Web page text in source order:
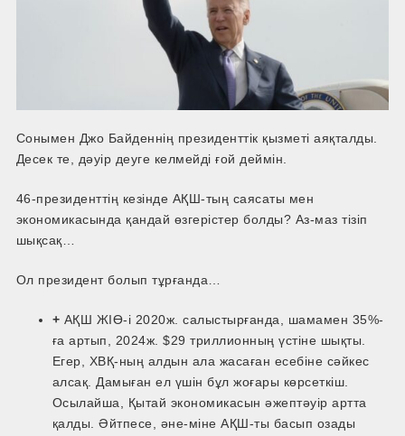
Сонымен Джо Байденнің президенттік қызметі аяқталды.
Десек те, дәуір деуге келмейді ғой деймін.
46-президенттің кезінде АҚШ-­тың саясаты мен
экономикасында қандай өзгерістер болды? Аз-маз тізіп
шықсақ…
Ол президент болып тұрғанда…
+ АҚШ ЖІӨ-і 2020ж. салыстырғанда, шамамен 35%-
ға артып, 2024ж. $29 триллионның үстіне шықты.
Егер, ХВҚ­-ның алдын ала жасаған есебіне сәйкес
алсақ. Дамыған ел үшін бұл жоғары көрсеткіш.
Осылайша, Қытай экономикасын әжептәуір артта
қалды. Әйтпесе, әне-­міне АҚШ-­ты басып озады